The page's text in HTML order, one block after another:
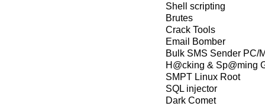
Shell scripting
Brutes
Crack Tools
Email Bomber
Bulk SMS Sender PC/
H@cking & Sp@ming
SMPT Linux Root
SQL injector
Dark Comet